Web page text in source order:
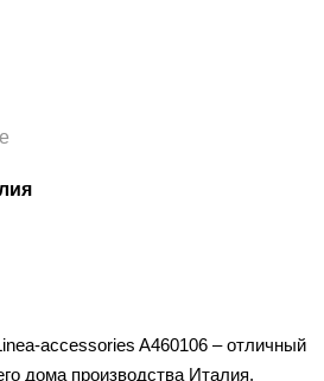
accessories A460106 – отличный
дома производства Италия.